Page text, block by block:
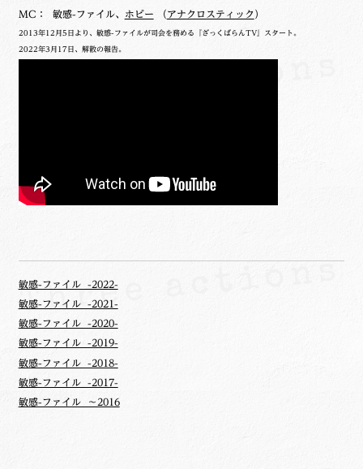
MC： 敏感-ファイル、 ホビー （ アナクロスティック ）
2013年12月5日より、敏感-ファイルが司会を務める『ざっくばらんTV』スタート。
2022年3月17日、解散の報告。
敏感-ファイル -2022-
敏感-ファイル -2021-
敏感-ファイル -2020-
敏感-ファイル -2019-
敏感-ファイル -2018-
敏感-ファイル -2017-
敏感-ファイル ～2016